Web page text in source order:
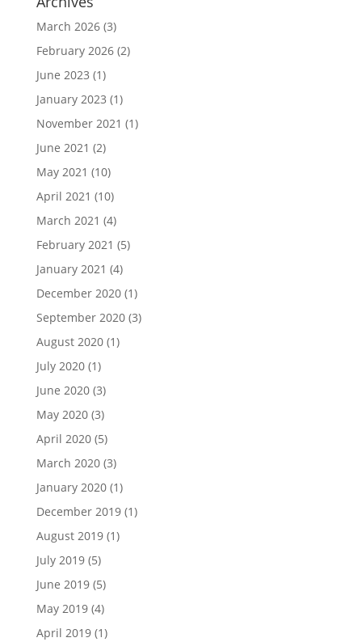
March 2026(3)
February 2026(2)
June 2023 (1)
January 2023 (1)
November 2021 (1)
June 2021 (2)
May 2021 (10)
April 2021 (10)
March 2021 (4)
February 2021 (5)
January 2021 (4)
December 2020(1)
September 2020(3)
August 2020(1)
July 2020(1)
June 2020(3)
May 2020(3)
April 2020(5)
March 2020(3)
January 2020(1)
December 2019(1)
August 2019(1)
July 2019(5)
June 2019(5)
May 2019(4)
April 2019(1)